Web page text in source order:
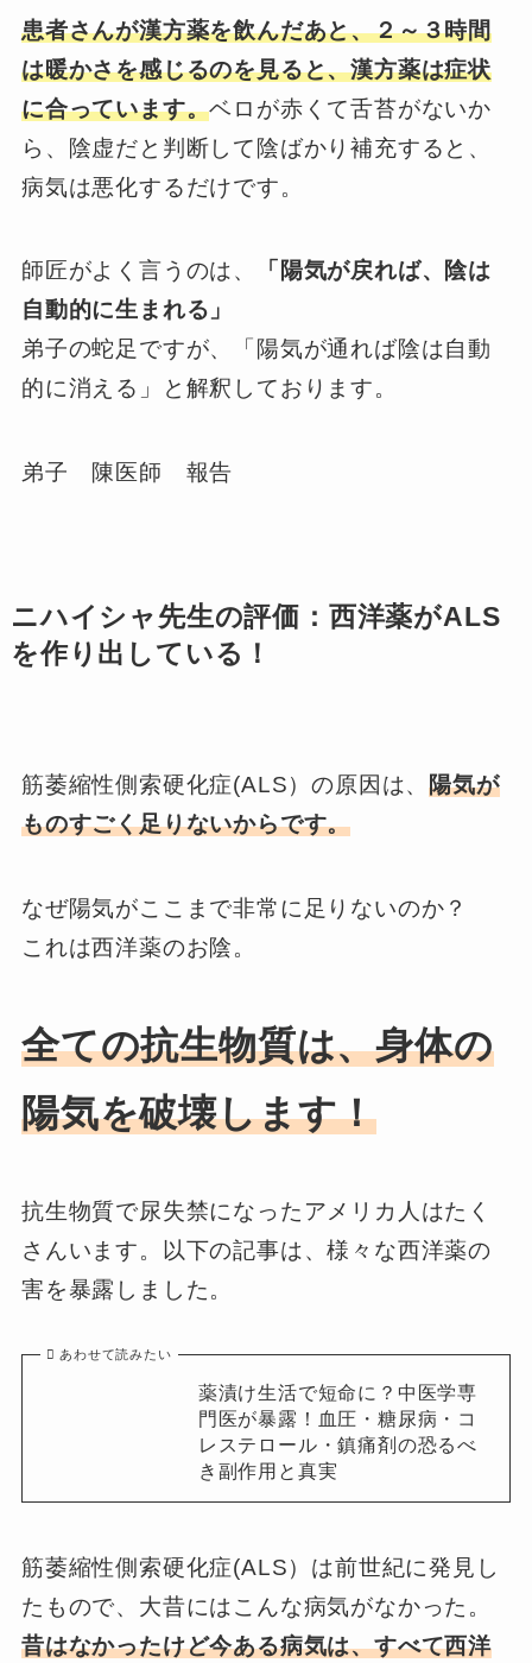
患者さんが漢方薬を飲んだあと、２～３時間
は暖かさを感じるのを見ると、漢方薬は症状
に合っています。ベロが赤くて舌苔がないか
ら、陰虚だと判断して陰ばかり補充すると、
病気は悪化するだけです。
師匠がよく言うのは、
「陽気が戻れば、陰は
自動的に生まれる」
弟子の蛇足ですが、「陽気が通れば陰は自動
的に消える」と解釈しております。
弟子 陳医師 報告
ニハイシャ先生の評価：西洋薬がALS
を作り出している！
筋萎縮性側索硬化症(ALS）の原因は、陽気が
ものすごく足りないからです。
なぜ陽気がここまで非常に足りないのか？
これは西洋薬のお陰。
全ての抗生物質は、身体の
陽気を破壊します！
抗生物質で尿失禁になったアメリカ人はたく
さんいます。以下の記事は、様々な西洋薬の
害を暴露しました。
あわせて読みたい
薬漬け生活で短命に？中医学専
門医が暴露！血圧・糖尿病・コ
レステロール・鎮痛剤の恐るべ
き副作用と真実
筋萎縮性側索硬化症(ALS）は前世紀に発見し
たもので、大昔にはこんな病気がなかった。
昔はなかったけど今ある病気は、すべて西洋